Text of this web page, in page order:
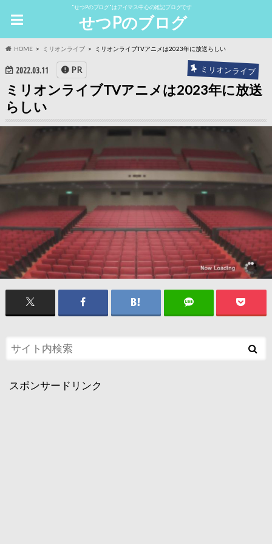
"せつPのブログ"はアイマス中心の雑記ブログです
せつPのブログ
HOME ミリオンライブ ミリオンライブTVアニメは2023年に放送らしい
2022.03.11 ミリオンライブ
PR
ミリオンライブTVアニメは2023年に放送
らしい
スポンサードリンク